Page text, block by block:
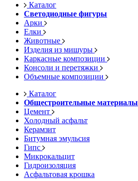
Каталог
Светодиодные фигуры
Арки
Елки
Животные
Изделия из мишуры
Каркасные композиции
Консоли и перетяжки
Объемные композиции
Каталог
Общестроительные материалы
Цемент
Холодный асфальт
Керамзит
Битумная эмульсия
Гипс
Микрокальцит
Гидроизоляция
Асфальтовая крошка